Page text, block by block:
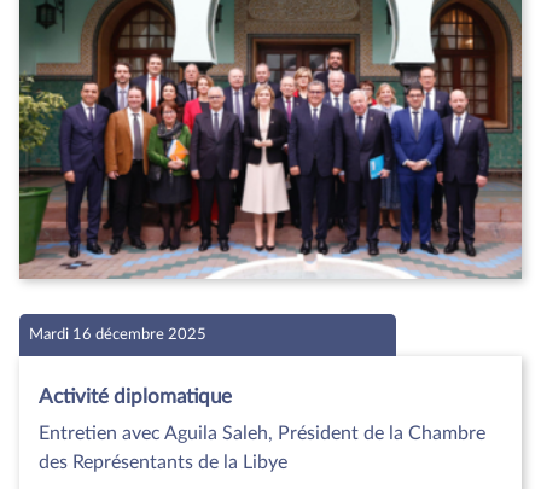
Mardi 16 décembre 2025
Activité diplomatique
Entretien avec Aguila Saleh, Président de la Chambre
des Représentants de la Libye